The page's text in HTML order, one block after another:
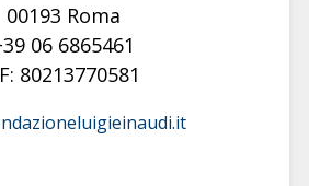
00193 Roma
06 6865461
80213770581